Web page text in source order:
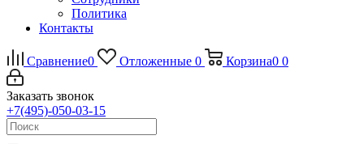
Политика
Контакты
Сравнение0 Отложенные 0 Корзина0 0
Заказать звонок
+7(495)-050-03-15